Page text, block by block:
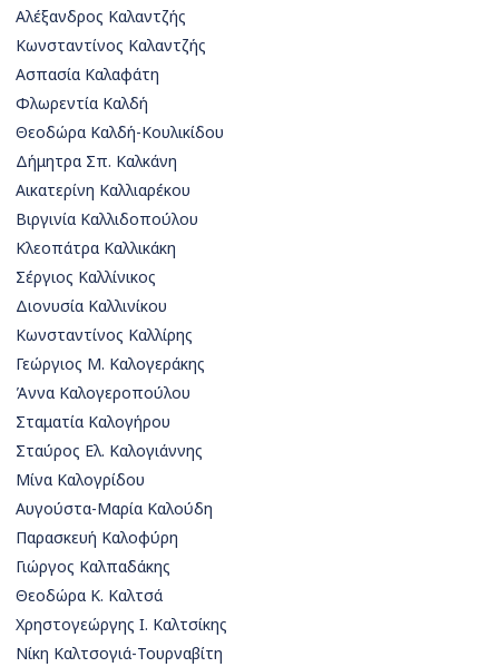
Αλέξανδρος Καλαντζής
Κωνσταντίνος Καλαντζής
Ασπασία Καλαφάτη
Φλωρεντία Καλδή
Θεοδώρα Καλδή-Κουλικίδου
Δήμητρα Σπ. Καλκάνη
Αικατερίνη Καλλιαρέκου
Βιργινία Καλλιδοπούλου
Κλεοπάτρα Καλλικάκη
Σέργιος Καλλίνικος
Διονυσία Καλλινίκου
Κωνσταντίνος Καλλίρης
Γεώργιος Μ. Καλογεράκης
Άννα Καλογεροπούλου
Σταματία Καλογήρου
Σταύρος Ελ. Καλογιάννης
Μίνα Καλογρίδου
Αυγούστα-Μαρία Καλούδη
Παρασκευή Καλοφύρη
Γιώργος Καλπαδάκης
Θεοδώρα Κ. Καλτσά
Χρηστογεώργης Ι. Καλτσίκης
Νίκη Καλτσογιά-Τουρναβίτη